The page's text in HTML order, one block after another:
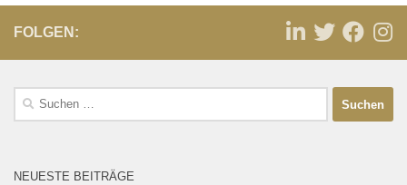
FOLGEN:
NEUESTE BEITRÄGE